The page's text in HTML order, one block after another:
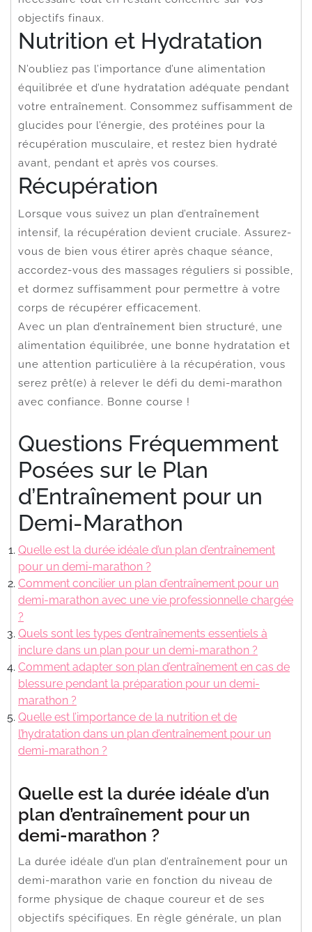
objectifs finaux.
Nutrition et Hydratation
N’oubliez pas l’importance d’une alimentation
équilibrée et d’une hydratation adéquate pendant
votre entraînement. Consommez suffisamment de
glucides pour l’énergie, des protéines pour la
récupération musculaire, et restez bien hydraté
avant, pendant et après vos courses.
Récupération
Lorsque vous suivez un plan d’entraînement
intensif, la récupération devient cruciale. Assurez-
vous de bien vous étirer après chaque séance,
accordez-vous des massages réguliers si possible,
et dormez suffisamment pour permettre à votre
corps de récupérer efficacement.
Avec un plan d’entraînement bien structuré, une
alimentation équilibrée, une bonne hydratation et
une attention particulière à la récupération, vous
serez prêt(e) à relever le défi du demi-marathon
avec confiance. Bonne course !
Questions Fréquemment
Posées sur le Plan
d’Entraînement pour un
Demi-Marathon
Quelle est la durée idéale d’un plan d’entraînement
pour un demi-marathon ?
Comment concilier un plan d’entraînement pour un
demi-marathon avec une vie professionnelle chargée
?
Quels sont les types d’entraînements essentiels à
inclure dans un plan pour un demi-marathon ?
Comment adapter son plan d’entraînement en cas de
blessure pendant la préparation pour un demi-
marathon ?
Quelle est l’importance de la nutrition et de
l’hydratation dans un plan d’entraînement pour un
demi-marathon ?
Quelle est la durée idéale d’un
plan d’entraînement pour un
demi-marathon ?
La durée idéale d’un plan d’entraînement pour un
demi-marathon varie en fonction du niveau de
forme physique de chaque coureur et de ses
objectifs spécifiques. En règle générale, un plan